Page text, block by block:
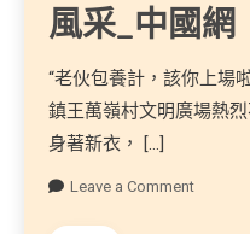
風采_中國網
“老伙包養計，該你上場
鎮王萬嶺村文明廣場熱
身著新衣， […]
Leave a Comment